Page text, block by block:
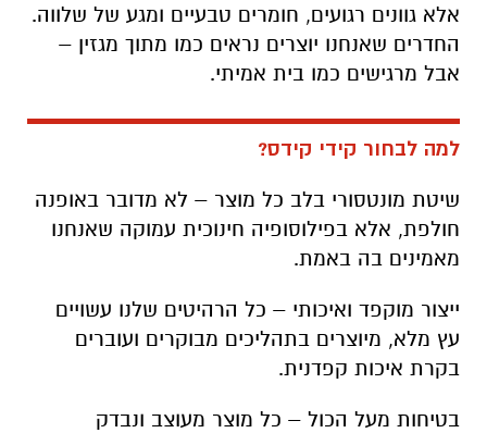
אלא גוונים רגועים, חומרים טבעיים ומגע של שלווה.
החדרים שאנחנו יוצרים נראים כמו מתוך מגזין –
אבל מרגישים כמו בית אמיתי.
למה לבחור קידי קידס?
שיטת מונטסורי בלב כל מוצר – לא מדובר באופנה
חולפת, אלא בפילוסופיה חינוכית עמוקה שאנחנו
מאמינים בה באמת.
ייצור מוקפד ואיכותי – כל הרהיטים שלנו עשויים
עץ מלא, מיוצרים בתהליכים מבוקרים ועוברים
בקרת איכות קפדנית.
בטיחות מעל הכול – כל מוצר מעוצב ונבדק